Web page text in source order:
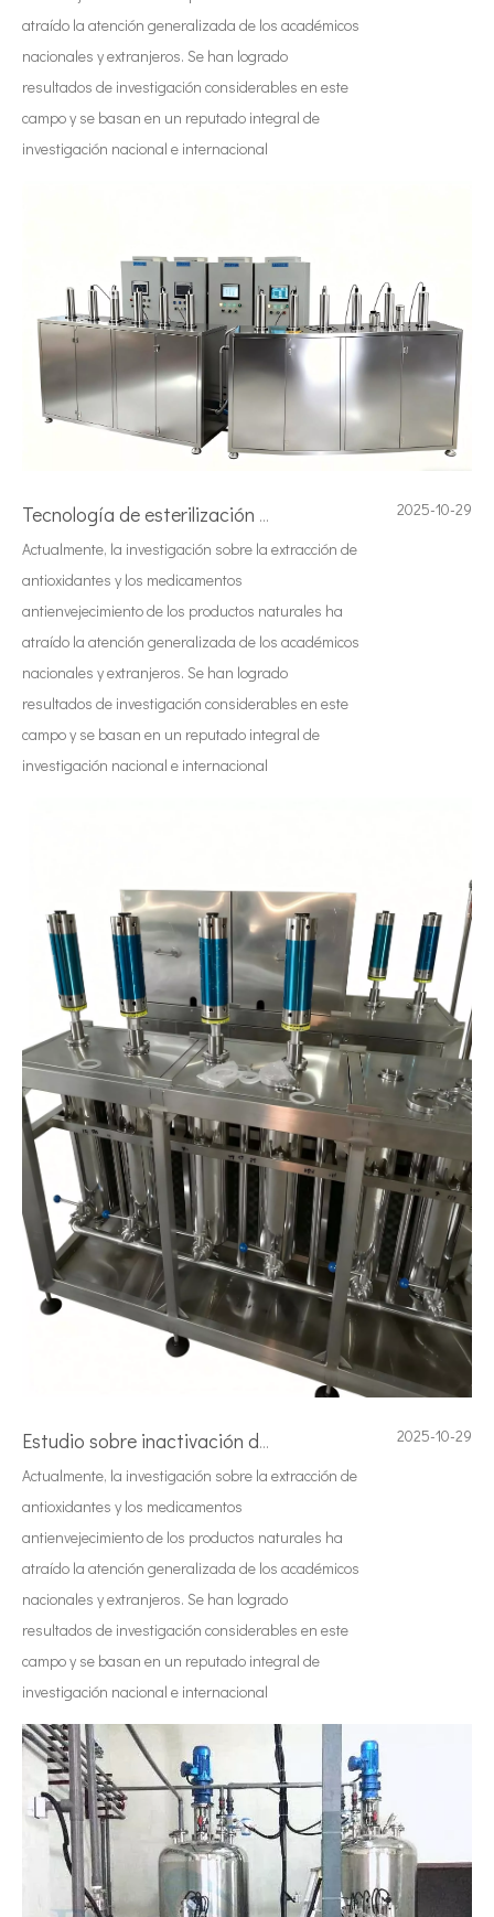
atraído la atención generalizada de los académicos
nacionales y extranjeros. Se han logrado
resultados de investigación considerables en este
campo y se basan en un reputado integral de
investigación nacional e internacional
Tecnología de esterilización e inactivación ultrasónica
Actualmente, la investigación sobre la extracción de
antioxidantes y los medicamentos
antienvejecimiento de los productos naturales ha
atraído la atención generalizada de los académicos
nacionales y extranjeros. Se han logrado
resultados de investigación considerables en este
campo y se basan en un reputado integral de
investigación nacional e internacional
2025-10-29
Estudio sobre inactivación de esporas bacterianas mediante tecnología ultrasónica
Actualmente, la investigación sobre la extracción de
antioxidantes y los medicamentos
antienvejecimiento de los productos naturales ha
atraído la atención generalizada de los académicos
nacionales y extranjeros. Se han logrado
resultados de investigación considerables en este
campo y se basan en un reputado integral de
investigación nacional e internacional
2025-10-29